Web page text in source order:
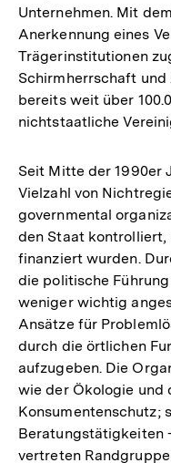
Unternehmen. Mit
Anerkennung eines
Trägerinstitutionen
Schirmherrschaft
bereits weit über
nichtstaatliche
Seit Mitte der 1990er
Vielzahl von
governmental
den Staat
finanziert wurden.
die politische
weniger wichtig
Ansätze für
durch die örtlichen
aufzugeben. Die
wie der Ökologie und
Konsumentenschutz;
Beratungstätigkeiten
vertreten